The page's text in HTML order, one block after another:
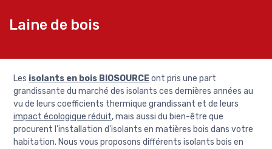
Laine de bois
Les isolants en bois BIOSOURCE ont pris une part
grandissante du marché des isolants ces dernières années au
vu de leurs coefficients thermique grandissant et de leurs
impact écologique réduit, mais aussi du bien-être que
procurent l'installation d'isolants en matières bois dans votre
habitation. Nous vous proposons différents isolants bois en